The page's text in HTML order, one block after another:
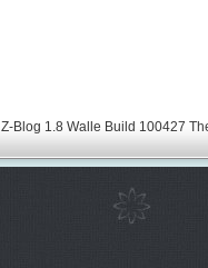
Z-Blog 1.8 Walle Build 100427